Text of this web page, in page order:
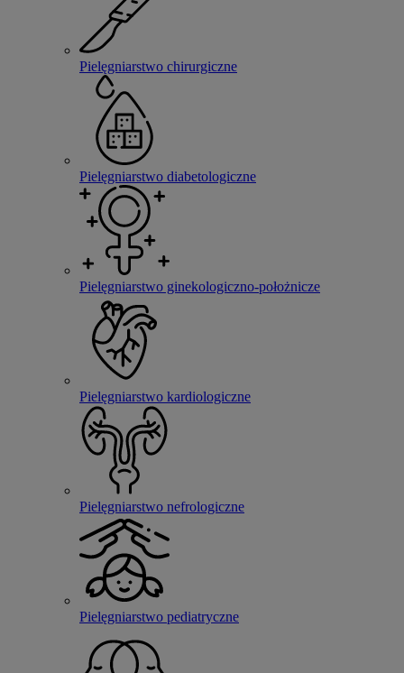
Pielęgniarstwo chirurgiczne
Pielęgniarstwo diabetologiczne
Pielęgniarstwo ginekologiczno-położnicze
Pielęgniarstwo kardiologiczne
Pielęgniarstwo nefrologiczne
Pielęgniarstwo pediatryczne